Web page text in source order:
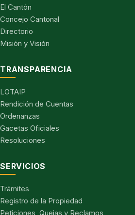
El Cantón
Concejo Cantonal
Directorio
Misión y Visión
TRANSPARENCIA
LOTAIP
Rendición de Cuentas
Ordenanzas
Gacetas Oficiales
Resoluciones
SERVICIOS
Trámites
Registro de la Propiedad
Peticiones, Quejas y Reclamos